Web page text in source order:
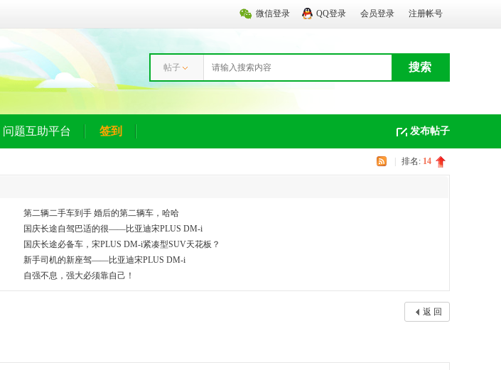
微信登录 QQ登录 会员登录 注册帐号
帖子 搜索
发布帖子
问题互助平台 签到
排名: 14
第二辆二手车到手 婚后的第二辆车，哈哈
国庆长途自驾巴适的很——比亚迪宋PLUS DM-i
国庆长途必备车，宋PLUS DM-i紧凑型SUV天花板？
新手司机的新座驾——比亚迪宋PLUS DM-i
自强不息，强大必须靠自己！
返 回